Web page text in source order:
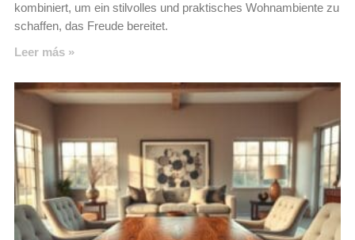
kombiniert, um ein stilvolles und praktisches Wohnambiente zu
schaffen, das Freude bereitet.
Leer más »